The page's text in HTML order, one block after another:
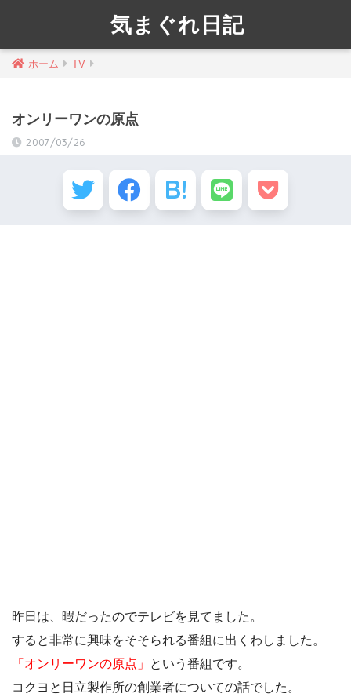
気まぐれ日記
ホーム TV
オンリーワンの原点
2007/03/26
昨日は、暇だったのでテレビを見てました。
すると非常に興味をそそられる番組に出くわしました。
「オンリーワンの原点」
という番組です。
コクヨと日立製作所の創業者についての話でした。